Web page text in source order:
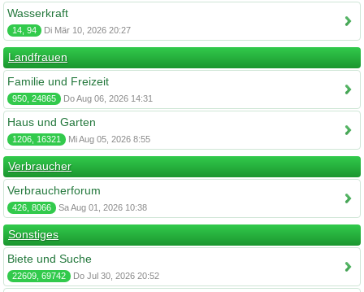
Wasserkraft
14, 94 Di Mär 10, 2026 20:27
Landfrauen
Familie und Freizeit
950, 24865 Do Aug 06, 2026 14:31
Haus und Garten
1206, 16321 Mi Aug 05, 2026 8:55
Verbraucher
Verbraucherforum
426, 8066 Sa Aug 01, 2026 10:38
Sonstiges
Biete und Suche
22609, 69742 Do Jul 30, 2026 20:52